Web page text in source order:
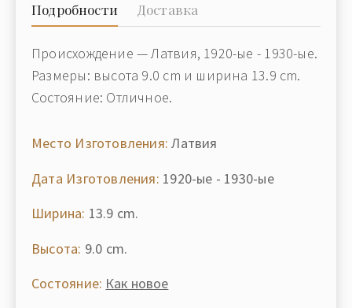
Подробности Доставка
Происхождение — Латвия, 1920-ые - 1930-ые.
Размеры: высота 9.0 cm и ширина 13.9 cm.
Состояние: Отличное.
Место Изготовления: Латвия
Дата Изготовления: 1920-ые - 1930-ые
Ширина: 13.9 cm.
Высота: 9.0 cm.
Состояние: Как новое